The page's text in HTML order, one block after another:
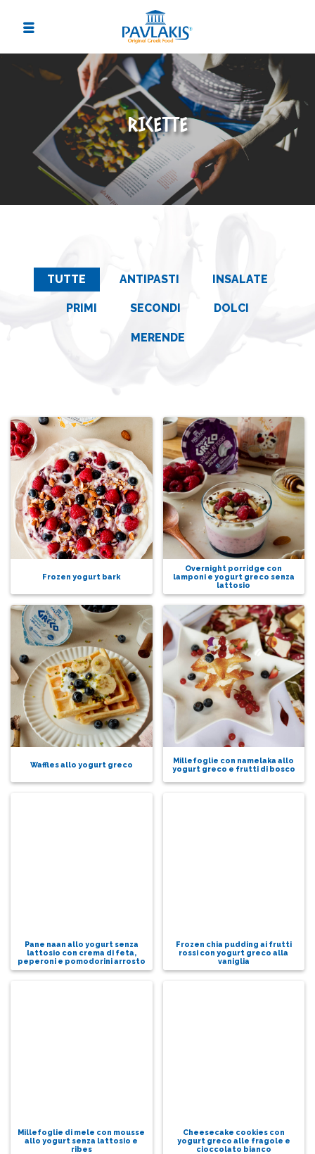
RICETTE
TUTTE ANTIPASTI INSALATE
PRIMI SECONDI DOLCI
MERENDE
Frozen yogurt bark
Overnight porridge con
lamponi e yogurt greco senza
lattosio
Waffles allo yogurt greco
Millefoglie con namelaka allo
yogurt greco e frutti di bosco
Pane naan allo yogurt senza
lattosio con crema di feta,
peperoni e pomodorini arrosto
Frozen chia pudding ai frutti
rossi con yogurt greco alla
vaniglia
Millefoglie di mele con mousse
allo yogurt senza lattosio e
ribes
Cheesecake cookies con
yogurt greco alle fragole e
cioccolato bianco